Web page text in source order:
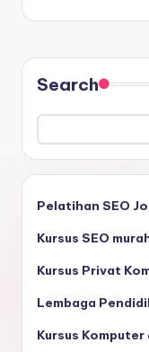
Search
Pelatihan SEO
Kursus SEO
Kursus Privat
Lembaga
Kursus Komputer